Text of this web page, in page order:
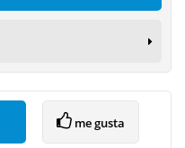
me gusta